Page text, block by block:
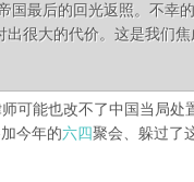
国最后的回光返照。不幸
很大的代价。这是我们
可能也改不了中国当局处
今年的六四聚会、躲过了